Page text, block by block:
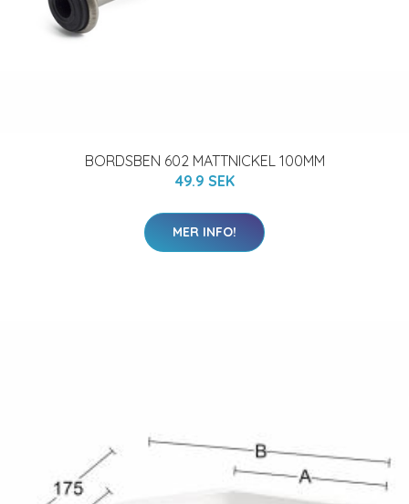
BORDSBEN 602 MATTNICKEL 100MM
49.9 SEK
MER INFO!